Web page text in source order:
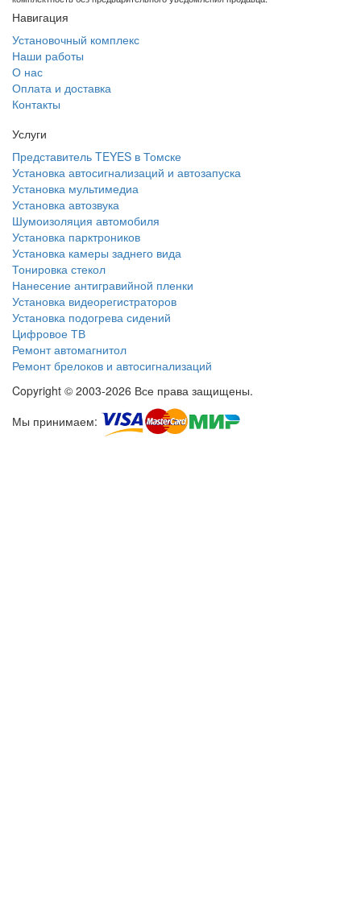
Навигация
Установочный комплекс
Наши работы
О нас
Оплата и доставка
Контакты
Услуги
Представитель TEYES в Томске
Установка автосигнализаций и автозапуска
Установка мультимедиа
Установка автозвука
Шумоизоляция автомобиля
Установка парктроников
Установка камеры заднего вида
Тонировка стекол
Нанесение антигравийной пленки
Установка видеорегистраторов
Установка подогрева сидений
Цифровое ТВ
Ремонт автомагнитол
Ремонт брелоков и автосигнализаций
Copyright © 2003-2026 Все права защищены.
Мы принимаем: